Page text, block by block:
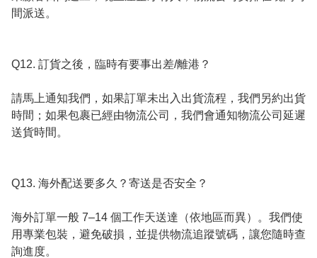
間派送。
Q12. 訂貨之後，臨時有要事出差/離港？
請馬上通知我們，如果訂單未出入出貨流程，我們另約出貨
時間；如果包裹已經由物流公司，我們會通知物流公司延遲
送貨時間。
Q13. 海外配送要多久？寄送是否安全？
海外訂單一般 7–14 個工作天送達（依地區而異）。我們使
用專業包裝，避免破損，並提供物流追蹤號碼，讓您隨時查
詢進度。